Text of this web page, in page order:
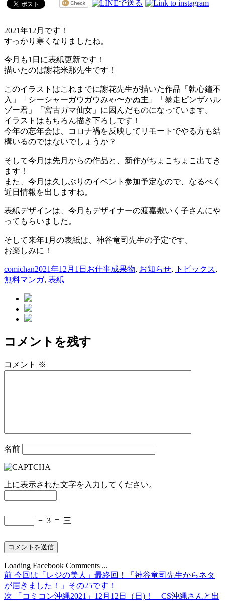
2021年12月です！
すっかり寒くなりましたね。
今月も1日に表紙更新です！
描いたのは謝花米那先生です！
このイラストはこれまでに謝花先生が描いた作品「執心鐘不
入」「シーシャーガウガウみゃ〜かぬ主」「暴走ピンザハル
ゾー君」「宮古ガマ仙女」に因んだものになっています。
イラストはもちろん描き下ろしです！
今年の忘年会は、コロナ禍を反映してリモートでやる方も結
構いるのではないでしょうか？
そして今月は先月からの作品と、新作がちょこちょこ出てき
ます！
また、今月は久しぶりのイベント参加予定なので、なるべく
近日情報を出しますね。
表紙デザインは、今月もデザイナーの渡嘉敷いく子さんにや
ってもらいました。
そして来年1月の表紙は、神谷竜司先生の予定です。
お楽しみに！
投
稿
comichan投
稿
2021年12月1日 カ
お仕事成果物, お知らせ, トピックス,
無料マンガ, 表紙
コメントを残す
コメント ※
名前
上に表示された文字を入力してください。
− 3 = 三
Loading Facebook Comments ...
投
稿
前 前
の
投
今回は「レジの美人」最終回！「神谷竜司先生からネタ
が届きました！」その25です！
次
次
「コミコン沖縄2021」12月12日（日)！ CS沖縄さんと出